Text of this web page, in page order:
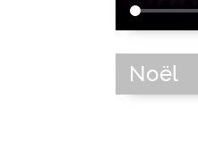
Noël